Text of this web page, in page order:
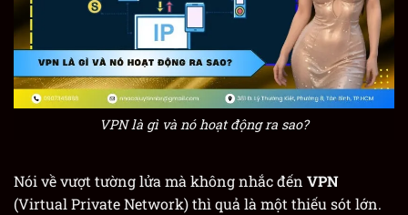
VPN là gì và nó hoạt động ra sao?
Nói về vượt tường lửa mà không nhắc đến VPN
(Virtual Private Network) thì quả là một thiếu sót lớn.